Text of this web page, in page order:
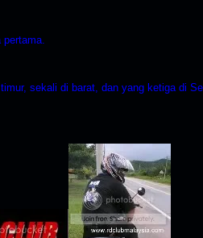
sekali di barat, dan yang ketiga di